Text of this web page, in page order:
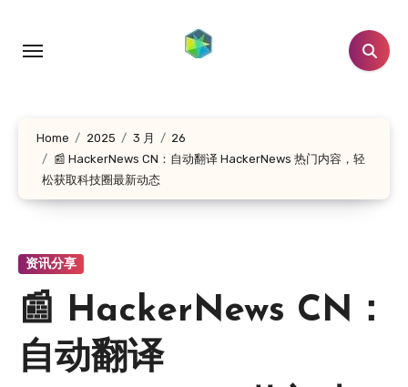
Home 2025 3 月
26
📰 HackerNews CN：自动翻译 HackerNews 热门内容，轻
松获取科技圈最新动态
资讯分享
📰 HackerNews CN：
自动翻译